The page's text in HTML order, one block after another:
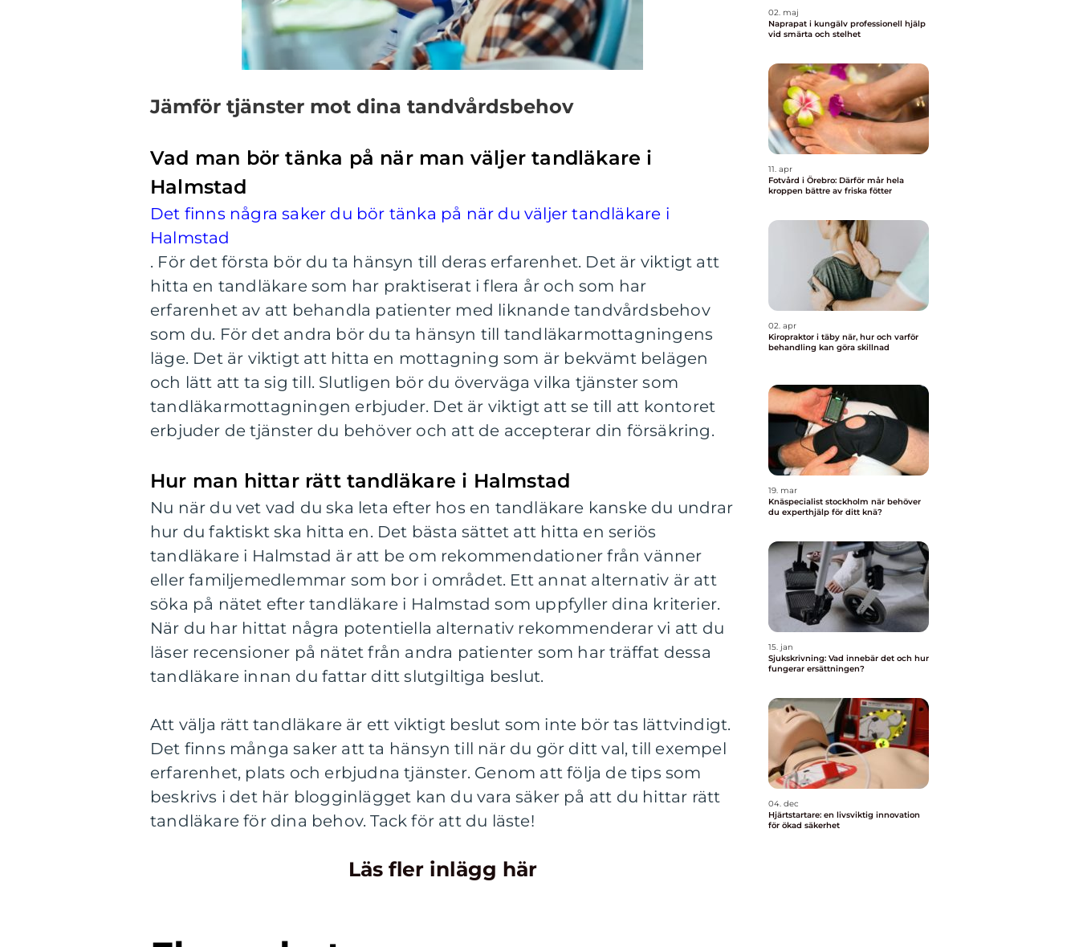
Jämför tjänster mot dina tandvårdsbehov
Vad man bör tänka på när man väljer tandläkare i
Halmstad
Det finns några saker du bör tänka på när du väljer tandläkare i
Halmstad
. För det första bör du ta hänsyn till deras erfarenhet. Det är viktigt att
hitta en tandläkare som har praktiserat i flera år och som har
erfarenhet av att behandla patienter med liknande tandvårdsbehov
som du. För det andra bör du ta hänsyn till tandläkarmottagningens
läge. Det är viktigt att hitta en mottagning som är bekvämt belägen
och lätt att ta sig till. Slutligen bör du överväga vilka tjänster som
tandläkarmottagningen erbjuder. Det är viktigt att se till att kontoret
erbjuder de tjänster du behöver och att de accepterar din försäkring.
Hur man hittar rätt tandläkare i Halmstad
Nu när du vet vad du ska leta efter hos en tandläkare kanske du undrar
hur du faktiskt ska hitta en. Det bästa sättet att hitta en seriös
tandläkare i Halmstad är att be om rekommendationer från vänner
eller familjemedlemmar som bor i området. Ett annat alternativ är att
söka på nätet efter tandläkare i Halmstad som uppfyller dina kriterier.
När du har hittat några potentiella alternativ rekommenderar vi att du
läser recensioner på nätet från andra patienter som har träffat dessa
tandläkare innan du fattar ditt slutgiltiga beslut.
Att välja rätt tandläkare är ett viktigt beslut som inte bör tas lättvindigt.
Det finns många saker att ta hänsyn till när du gör ditt val, till exempel
erfarenhet, plats och erbjudna tjänster. Genom att följa de tips som
beskrivs i det här blogginlägget kan du vara säker på att du hittar rätt
tandläkare för dina behov. Tack för att du läste!
Läs fler inlägg här
02. maj
Naprapat i kungälv professionell hjälp
vid smärta och stelhet
11. apr
Fotvård i Örebro: Därför mår hela
kroppen bättre av friska fötter
02. apr
Kiropraktor i täby när, hur och varför
behandling kan göra skillnad
19. mar
Knäspecialist stockholm när behöver
du experthjälp för ditt knä?
15. jan
Sjukskrivning: Vad innebär det och hur
fungerar ersättningen?
04. dec
Hjärtstartare: en livsviktig innovation
för ökad säkerhet